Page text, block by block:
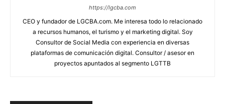
https://lgcba.com
CEO y fundador de LGCBA.com. Me interesa todo lo relacionado
a recursos humanos, el turismo y el marketing digital. Soy
Consultor de Social Media con experiencia en diversas
plataformas de comunicación digital. Consultor / asesor en
proyectos apuntados al segmento LGTTB